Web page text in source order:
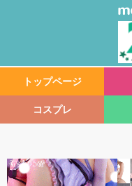
トップページ
コスプレ